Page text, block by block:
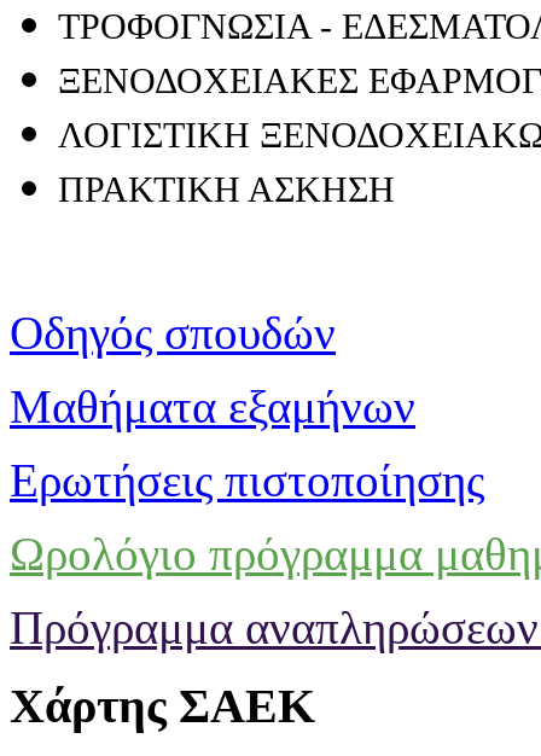
ΤΡΟΦΟΓΝΩΣΙΑ -
ΞΕΝΟΔΟΧΕΙΑΚΕΣ
ΛΟΓΙΣΤΙΚΗ
ΠΡΑΚΤΙΚΗ ΑΣΚΗΣΗ
Οδηγός σπουδών
Μαθήματα εξαμήνων
Ερωτήσεις πιστοποίησης
Ωρολόγιο πρόγραμμα
Πρόγραμμα
Χάρτης ΣΑΕΚ